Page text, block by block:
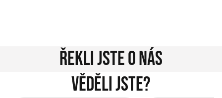
Řekli jste o nás
Věděli jste?